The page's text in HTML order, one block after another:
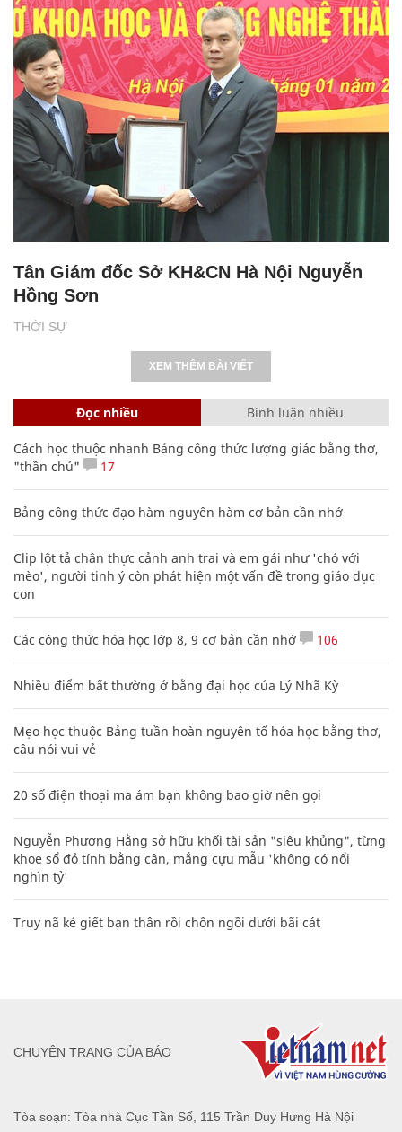
THỜI SỰ
Tân Giám đốc Sở KH&CN Hà Nội Nguyễn
Hồng Sơn
XEM THÊM BÀI VIẾT
Đọc nhiều Bình luận nhiều
Cách học thuộc nhanh Bảng công thức lượng giác bằng thơ,
"thần chú"
17
Bảng công thức đạo hàm nguyên hàm cơ bản cần nhớ
Clip lột tả chân thực cảnh anh trai và em gái như 'chó với
mèo', người tinh ý còn phát hiện một vấn đề trong giáo dục
con
Các công thức hóa học lớp 8, 9 cơ bản cần nhớ 106
Nhiều điểm bất thường ở bằng đại học của Lý Nhã Kỳ
Mẹo học thuộc Bảng tuần hoàn nguyên tố hóa học bằng thơ,
câu nói vui vẻ
20 số điện thoại ma ám bạn không bao giờ nên gọi
Nguyễn Phương Hằng sở hữu khối tài sản "siêu khủng", từng
khoe sổ đỏ tính bằng cân, mắng cựu mẫu 'không có nổi
nghìn tỷ'
Truy nã kẻ giết bạn thân rồi chôn ngồi dưới bãi cát
Tòa soạn: Tòa nhà Cục Tần Số, 115 Trần Duy Hưng Hà Nội
CHUYÊN TRANG CỦA BÁO